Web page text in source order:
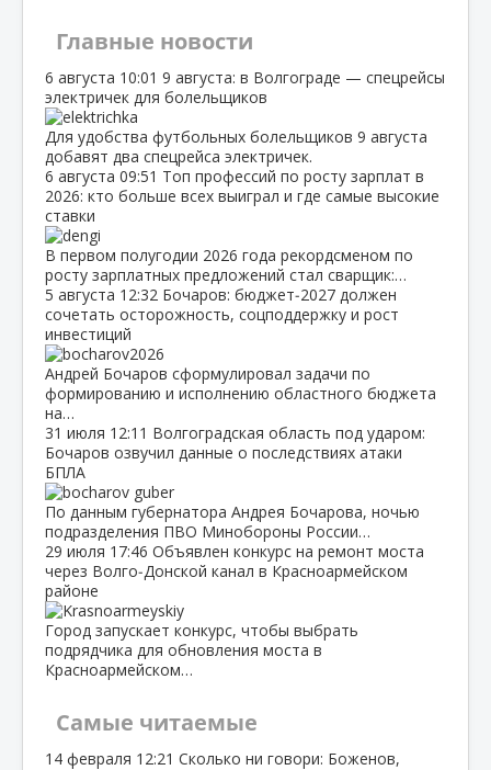
Главные новости
6 августа 10:01 9 августа: в Волгограде — спецрейсы
электричек для болельщиков
Для удобства футбольных болельщиков 9 августа
добавят два спецрейса электричек.
6 августа 09:51 Топ профессий по росту зарплат в
2026: кто больше всех выиграл и где самые высокие
ставки
В первом полугодии 2026 года рекордсменом по
росту зарплатных предложений стал сварщик:…
5 августа 12:32 Бочаров: бюджет‑2027 должен
сочетать осторожность, соцподдержку и рост
инвестиций
Андрей Бочаров сформулировал задачи по
формированию и исполнению областного бюджета
на…
31 июля 12:11 Волгоградская область под ударом:
Бочаров озвучил данные о последствиях атаки
БПЛА
По данным губернатора Андрея Бочарова, ночью
подразделения ПВО Минобороны России…
29 июля 17:46 Объявлен конкурс на ремонт моста
через Волго‑Донской канал в Красноармейском
районе
Город запускает конкурс, чтобы выбрать
подрядчика для обновления моста в
Красноармейском…
Самые читаемые
14 февраля 12:21 Сколько ни говори: Боженов,